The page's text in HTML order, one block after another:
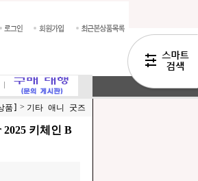
품] > 기타 애니 굿즈
키체인 B